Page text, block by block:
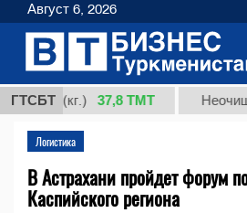
ГТСБТ
1 (кг.) 37,8 ТМТ Неочищенная
Логистика
В Астрахани пройдет форум
Каспийского региона
Август 6, 2026